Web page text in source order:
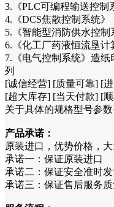
3.《PLC可编程输送控制
4.《DCS焦散控制系统》
5.《智能型消防供水控制
6.《化工厂药液恒流垦计
7.《电气控制系统》造
列
[诚信经营] [质量可靠] [
[超大库存] [当天付款] [
关于具体的规格型号参
产品承诺：
原装进口，优势价格，大
承诺一：保证原装进口
承诺二：保证安全准时
承诺三：保证售后服务